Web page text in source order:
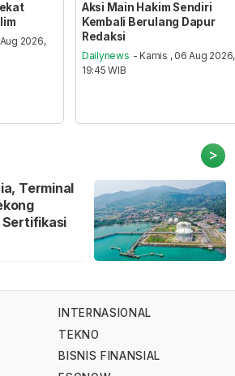
2026,
Aksi Main Hakim Sendiri
Kembali Berulang Dapur
Redaksi
Dailynews - Kamis , 06 Aug 2026,
19:45 WIB
>
Terminal
Sertifikasi
INTERNASIONAL
TEKNO
BISNIS FINANSIAL